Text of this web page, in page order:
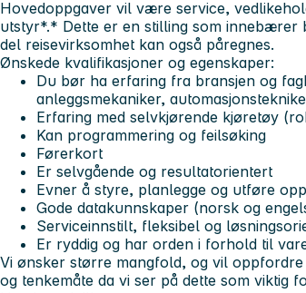
Hovedoppgaver vil være service,
utstyr*.* Dette er en stilling som innebærer
del reisevirksomhet kan også påregnes.
Ønskede kvalifikasjoner og egenskaper:
Du bør ha erfaring fra bransjen og
anleggsmekaniker,
Erfaring med selvkjørende kjøretøy
Kan programmering og feilsøking
Førerkort
Er selvgående og resultatorientert
Evner å styre, planlegge og utføre
Gode datakunnskaper (norsk og
Serviceinnstilt, fleksibel og
Er ryddig og har orden i forhold til
Vi ønsker større mangfold, og vil
og tenkemåte da vi ser på dette som viktig